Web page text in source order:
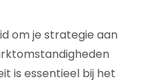
om je strategie aan
is essentieel bij het